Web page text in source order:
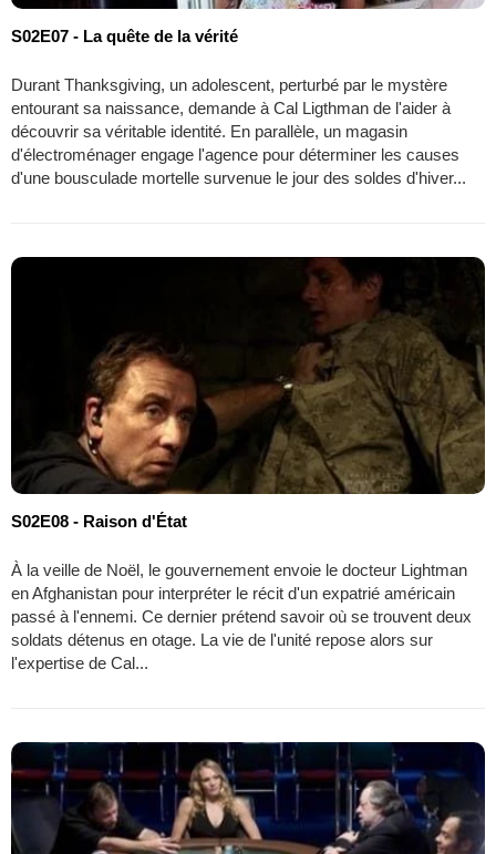
S02E07 - La quête de la vérité
Durant Thanksgiving, un adolescent, perturbé par le mystère
entourant sa naissance, demande à Cal Ligthman de l'aider à
découvrir sa véritable identité. En parallèle, un magasin
d'électroménager engage l'agence pour déterminer les causes
d'une bousculade mortelle survenue le jour des soldes d'hiver...
S02E08 - Raison d'État
À la veille de Noël, le gouvernement envoie le docteur Lightman
en Afghanistan pour interpréter le récit d'un expatrié américain
passé à l'ennemi. Ce dernier prétend savoir où se trouvent deux
soldats détenus en otage. La vie de l'unité repose alors sur
l'expertise de Cal...